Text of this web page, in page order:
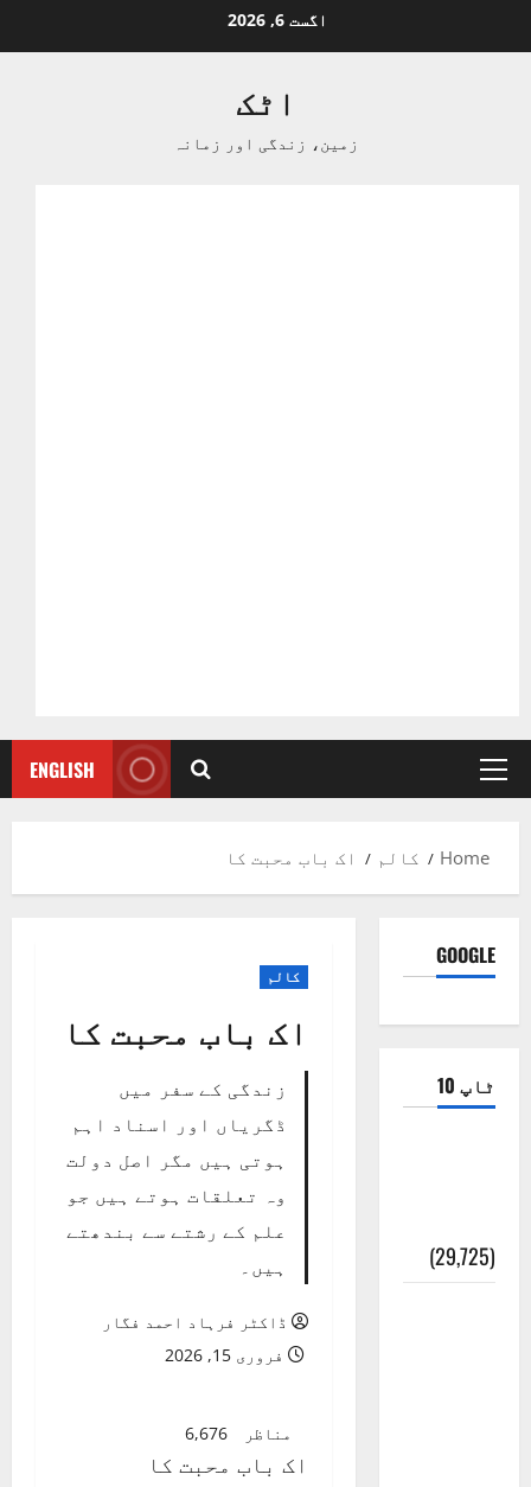
to
اگست 6, 2026
اٹک
زمین، زندگی اور زمانہ
Primary
ENGLISH
Home کالم اک باب محبت کا
کالم
اک باب محبت کا
زندگی کے سفر میں
ڈگریاں اور اسناد اہم
ہوتی ہیں مگر اصل دولت
وہ تعلقات ہوتے ہیں جو
علم کے رشتے سے بندھتے
ہیں۔
ڈاکٹر فرہاد احمد فگار
فروری 15, 2026
مناظر 6,676
اک باب محبت کا
GOOGLE
ٹاپ 10
(29,725)